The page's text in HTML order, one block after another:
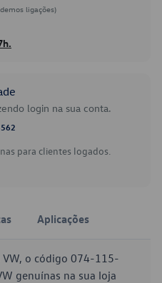
ligações)
login na sua conta.
para clientes logados.
Aplicações
o código 074-115-
genuínas na sua loja